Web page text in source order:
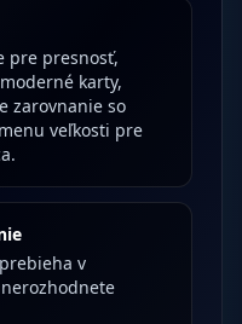
pre presnosť,
karty,
zarovnanie so
veľkosti pre
v